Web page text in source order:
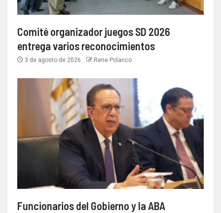
Comité organizador juegos SD 2026
entrega varios reconocimientos
3 de agosto de 2026 Rene Polanco
Funcionarios del Gobierno y la ABA